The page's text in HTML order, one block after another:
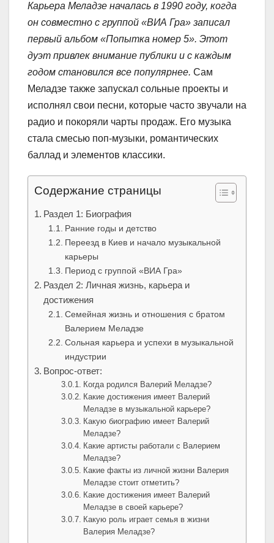
Карьера Меладзе началась в 1990 году, когда
он совместно с группой «ВИА Гра» записал
первый альбом «Попытка номер 5». Этот
дуэт привлек внимание публики и с каждым
годом становился все популярнее. Сам
Меладзе также запускал сольные проекты и
исполнял свои песни, которые часто звучали на
радио и покоряли чарты продаж. Его музыка
стала смесью поп-музыки, романтических
баллад и элементов классики.
Содержание страницы
Раздел 1: Биография
Ранние годы и детство
Переезд в Киев и начало музыкальной
карьеры
Период с группой «ВИА Гра»
Раздел 2: Личная жизнь, карьера и
достижения
Семейная жизнь и отношения с братом
Валерием Меладзе
Сольная карьера и успехи в музыкальной
индустрии
Вопрос-ответ:
Когда родился Валерий Меладзе?
Какие достижения имеет Валерий
Меладзе в музыкальной карьере?
Какую биографию имеет Валерий
Меладзе?
Какие артисты работали с Валерием
Меладзе?
Какие факты из личной жизни Валерия
Меладзе стоит отметить?
Какие достижения имеет Валерий
Меладзе в своей карьере?
Какую роль играет семья в жизни
Валерия Меладзе?